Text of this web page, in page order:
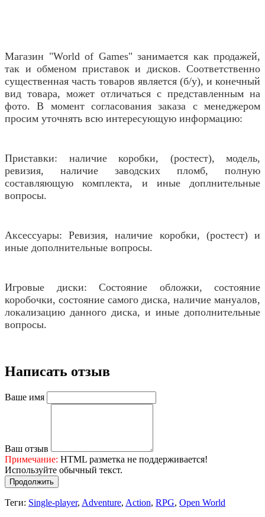
Магазин "World of Games" занимается как продажей,
так и обменом приставок и дисков. Соответственно
существенная часть товаров является (б/у), и конечный
вид товара, может отличаться с представленным на
фото. В момент согласования заказа с менеджером
просим уточнять всю интересующую информацию:
Приставки: наличие коробки, (ростест), модель,
ревизия, наличие заводских пломб, полную
составляющую комплекта, и иные доплнительные
вопросы.
Аксессуары: Ревизия, наличие коробки, (ростест) и
иные дополнительные вопросы.
Игровые диски: Состояние обложки, состояние
коробочки, состояние самого диска, наличие мануалов,
локализацию данного диска, и иные дополнительные
вопросы.
Написать отзыв
Ваше имя
Ваш отзыв
Примечание: HTML разметка не поддерживается!
Используйте обычный текст.
Продолжить
Теги: Single-player, Adventure, Action, RPG, Open World